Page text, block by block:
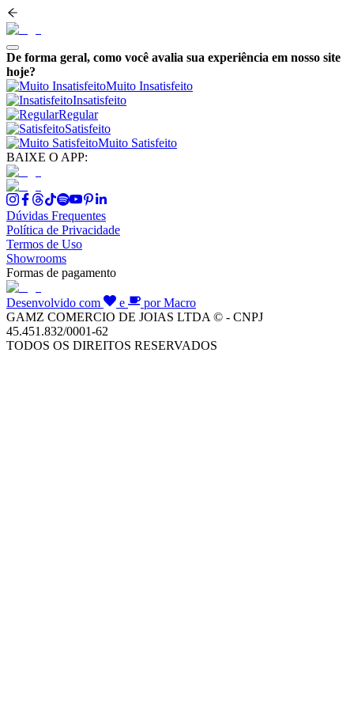
De forma geral, como você avalia sua experiência em nosso site
hoje?
Muito Insatisfeito
Insatisfeito
Regular
Satisfeito
Muito Satisfeito
BAIXE O APP:
Dúvidas Frequentes
Política de Privacidade
Termos de Uso
Showrooms
Formas de pagamento
Desenvolvido com e
por Macro
GAMZ COMERCIO DE JOIAS LTDA © - CNPJ
45.451.832/0001-62
TODOS OS DIREITOS RESERVADOS